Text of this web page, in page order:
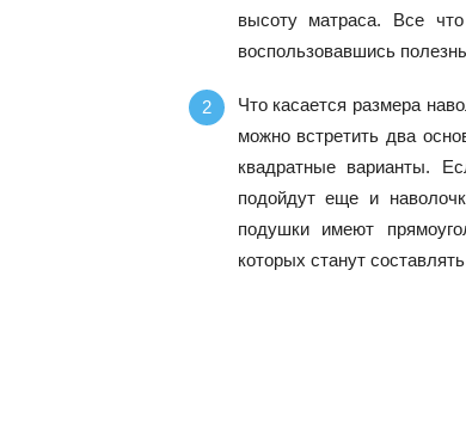
высоту матраса. Все
воспользовавшись
Что касается размера
можно встретить два
квадратные варианты.
подойдут еще и
подушки имеют
которых станут